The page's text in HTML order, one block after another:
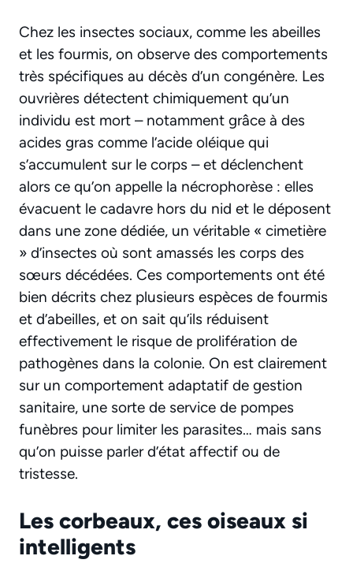
Chez les insectes sociaux, comme les abeilles
et les fourmis, on observe des comportements
très spécifiques au décès d’un congénère. Les
ouvrières détectent chimiquement qu’un
individu est mort – notamment grâce à des
acides gras comme l’acide oléique qui
s’accumulent sur le corps – et déclenchent
alors ce qu’on appelle la nécrophorèse : elles
évacuent le cadavre hors du nid et le déposent
dans une zone dédiée, un véritable « cimetière
» d’insectes où sont amassés les corps des
sœurs décédées. Ces comportements ont été
bien décrits chez plusieurs espèces de fourmis
et d’abeilles, et on sait qu’ils réduisent
effectivement le risque de prolifération de
pathogènes dans la colonie. On est clairement
sur un comportement adaptatif de gestion
sanitaire, une sorte de service de pompes
funèbres pour limiter les parasites… mais sans
qu’on puisse parler d’état affectif ou de
tristesse.
Les corbeaux, ces oiseaux si
intelligents